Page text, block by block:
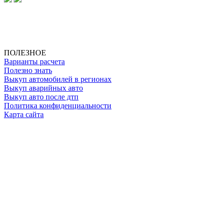
ПОЛЕЗНОЕ
Варианты расчета
Полезно знать
Выкуп автомобилей в регионах
Выкуп аварийных авто
Выкуп авто после дтп
Политика конфиденциальности
Карта сайта